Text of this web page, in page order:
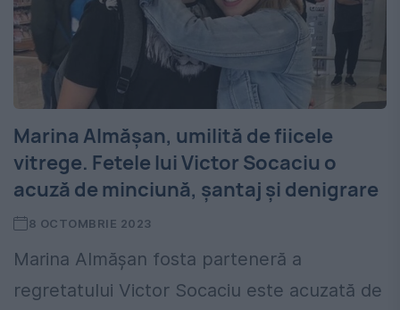
Marina Almășan, umilită de fiicele
vitrege. Fetele lui Victor Socaciu o
acuză de minciună, șantaj și denigrare
8 OCTOMBRIE 2023
Marina Almășan fosta parteneră a
regretatului Victor Socaciu este acuzată de